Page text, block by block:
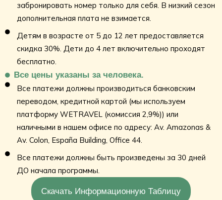
забронировать номер только для себя. В низкий сезон
дополнительная плата не взимается.
Детям в возрасте от 5 до 12 лет предоставляется
скидка 30%. Дети до 4 лет включительно проходят
бесплатно.
Все цены указаны за человека.
Все платежи должны производиться банковским
переводом, кредитной картой (мы используем
платформу WETRAVEL (комиссия 2,9%)) или
наличными в нашем офисе по адресу: Av. Amazonas &
Av. Colon, España Building, Office 44.
Все платежи должны быть произведены за 30 дней
ДО начала программы.
Скачать Информационную Таблицу